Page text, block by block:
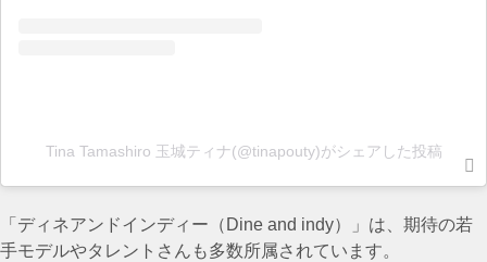
Tina Tamashiro 玉城ティナ(@tinapouty)がシェアした投稿
「ディネアンドインディー（Dine and indy）」は、期待の若
手モデルやタレントさんも多数所属されています。